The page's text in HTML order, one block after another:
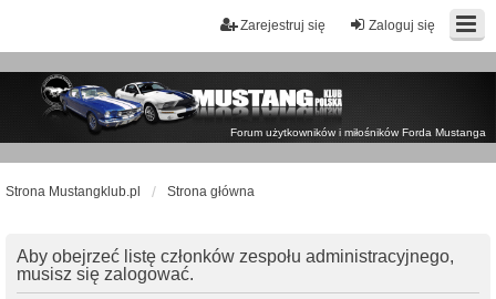
Zaloguj się
Zarejestruj się
Forum użytkowników i miłośników Forda Mustanga
Strona Mustangklub.pl Strona główna
Aby obejrzeć listę członków zespołu administracyjnego,
musisz się zalogować.